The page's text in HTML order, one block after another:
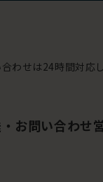
わせは24時間対応し
お問い合わせ